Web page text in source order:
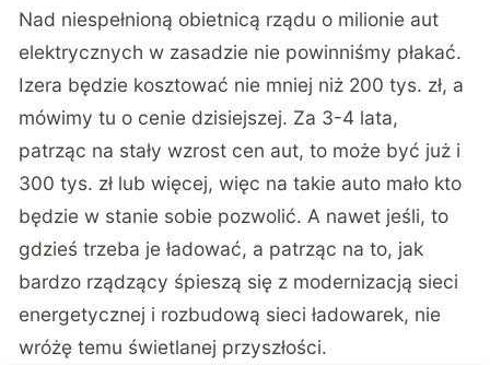
Nad niespełnioną obietnicą rządu o milionie aut
elektrycznych w zasadzie nie powinniśmy płakać.
Izera będzie kosztować nie mniej niż 200 tys. zł, a
mówimy tu o cenie dzisiejszej. Za 3-4 lata,
patrząc na stały wzrost cen aut, to może być już i
300 tys. zł lub więcej, więc na takie auto mało kto
będzie w stanie sobie pozwolić. A nawet jeśli,to
gdzieś trzeba je ładować, a patrząc na to, jak
bardzo rządzący śpieszą się z modernizacją sieci
energetycznej i rozbudową sieci ładowarek, nie
wróżę temu świetlanej przyszłości.